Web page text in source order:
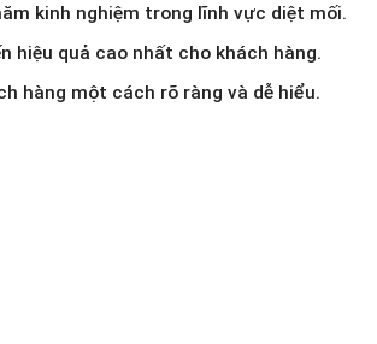
kinh nghiệm trong lĩnh vực diệt mối.
hiệu quả cao nhất cho khách hàng.
hàng một cách rõ ràng và dễ hiểu.